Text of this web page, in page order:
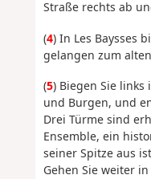
Straße rechts ab
(4) In Les Baysses
gelangen zum
(5) Biegen Sie links
und Burgen, und
Drei Türme sind
Ensemble, ein
seiner Spitze aus
Gehen Sie weiter